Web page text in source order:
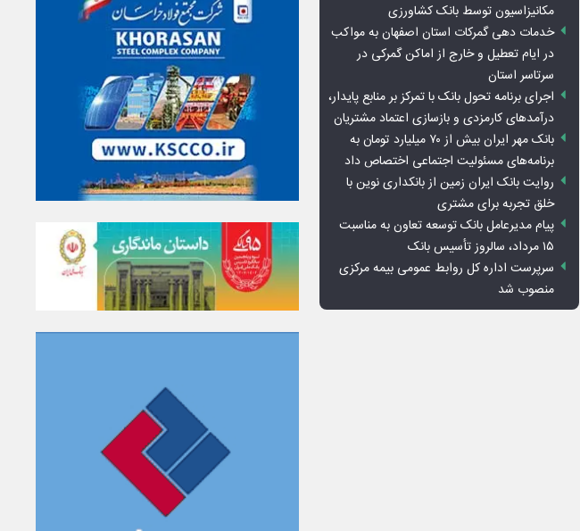
مکانیزاسیون توسط بانک کشاورزی
خدمات دهی گمرکات استان اصفهان به مواکب
در ایام تعطیل و خارج از اماکن گمرکی در
سرتاسر استان
اجرای برنامه تحول بانک با تمرکز بر منابع پایدار،
درآمدهای کارمزدی و بازسازی اعتماد مشتریان
بانک مهر ایران بیش از ۷۰ میلیارد تومان به
برنامه‌های مسئولیت اجتماعی اختصاص داد
روایت بانک ایران زمین از بانکداری نوین با
خلق تجربه برای مشتری
پیام مدیرعامل بانک توسعه تعاون به مناسبت
۱۵ مرداد، سالروز تأسیس بانک
سرپرست اداره کل روابط عمومی بیمه مرکزی
منصوب شد